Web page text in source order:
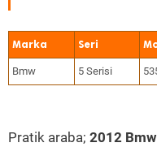
Marka Seri
Bmw 5 Serisi
Pratik araba; 2012